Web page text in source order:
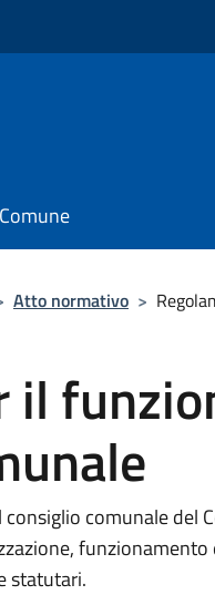
Atto normativo >
il
comunale del
funzionamento
statutari.